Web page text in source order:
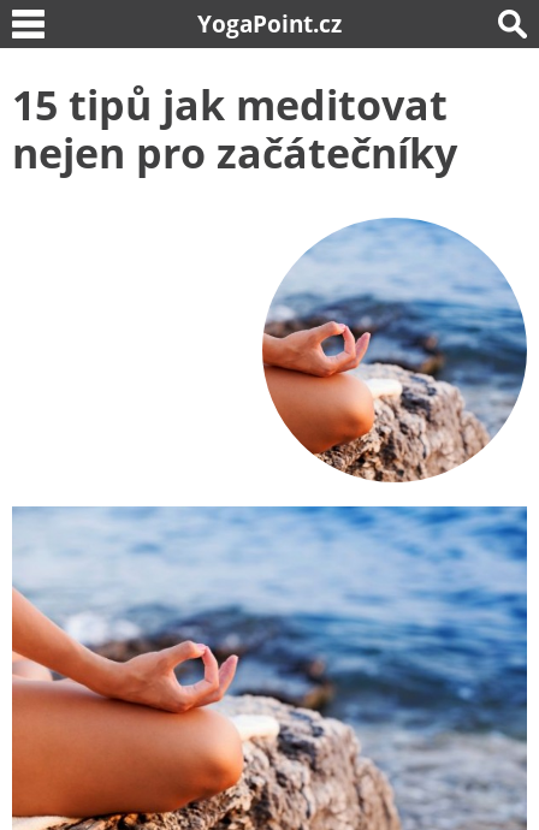
YogaPoint.cz
15 tipů jak meditovat
nejen pro začátečníky